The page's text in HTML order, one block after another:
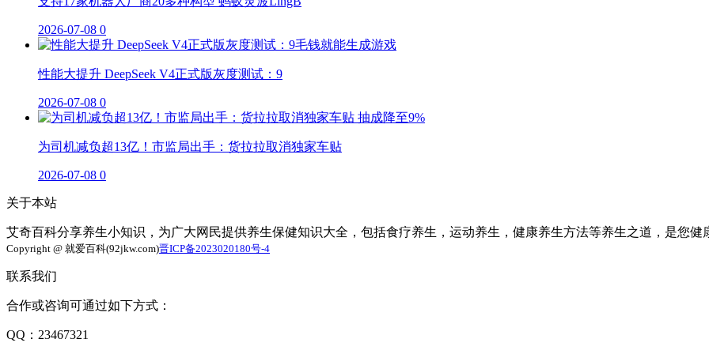
2026-07-08 0
性能大提升 DeepSeek V4正式版灰度测试：9
2026-07-08 0
为司机减负超13亿！市监局出手：货拉拉取消独家车贴
2026-07-08 0
关于本站
艾奇百科分享养生小知识，为广大网民提供养生保健知识大全，包括食疗养生，运动养生，健康养生方法等养生之道，是您健
Copyright @ 就爱百科(92jkw.com)晋ICP备2023020180号-4
联系我们
合作或咨询可通过如下方式：
QQ：23467321